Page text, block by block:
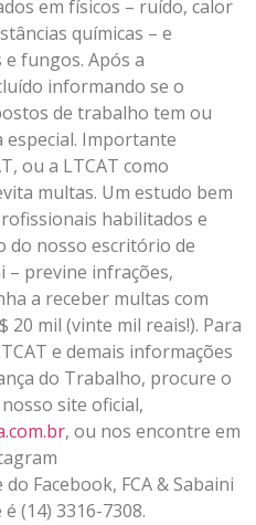
em físicos – ruído, calor
químicas – e
fungos. Após a
informando se o
de trabalho tem ou
Importante
ou a LTCAT como
multas. Um estudo bem
habilitados e
do nosso escritório de
– previne infrações,
a receber multas com
20 mil (vinte mil reais!). Para
e demais informações
do Trabalho, procure o
site oficial,
, ou nos encontre em
Facebook, FCA & Sabaini
(14) 3316-7308.